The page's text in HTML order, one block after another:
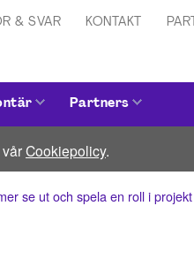
& SVAR KONTAKT
Partners
Cookiepolicy.
se ut och spela en roll i